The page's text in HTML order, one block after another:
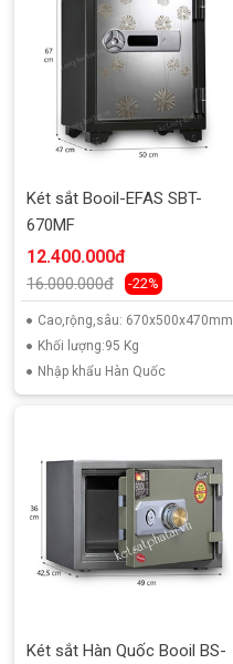
Két sắt Booil-EFAS SBT-
670MF
12.400.000đ
16.000.000đ -22%
Cao,rộng,sâu: 670x500x470mm
Khối lượng:95 Kg
Nhập khẩu Hàn Quốc
Két sắt Hàn Quốc Booil BS-